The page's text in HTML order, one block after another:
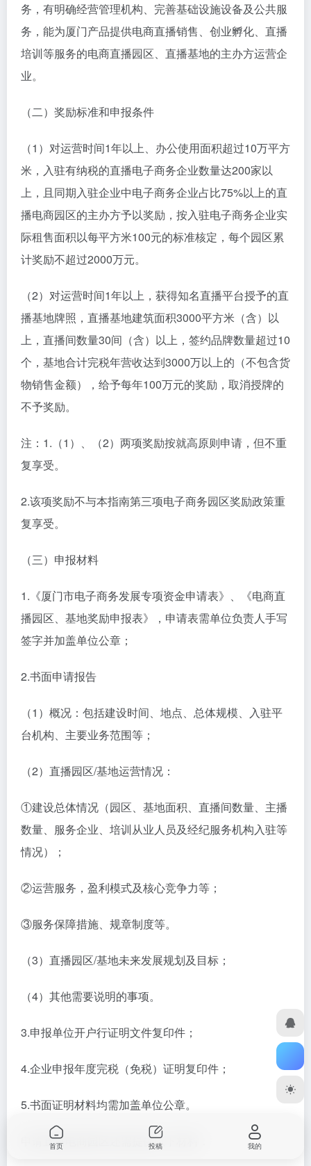
务，有明确经营管理机构、完善基础设施设备及公共服
务，能为厦门产品提供电商直播销售、创业孵化、直播
培训等服务的电商直播园区、直播基地的主办方运营企
业。
（二）奖励标准和申报条件
（1）对运营时间1年以上、办公使用面积超过10万平方
米，入驻有纳税的直播电子商务企业数量达200家以
上，且同期入驻企业中电子商务企业占比75%以上的直
播电商园区的主办方予以奖励，按入驻电子商务企业实
际租售面积以每平方米100元的标准核定，每个园区累
计奖励不超过2000万元。
（2）对运营时间1年以上，获得知名直播平台授予的直
播基地牌照，直播基地建筑面积3000平方米（含）以
上，直播间数量30间（含）以上，签约品牌数量超过10
个，基地合计完税年营收达到3000万以上的（不包含货
物销售金额），给予每年100万元的奖励，取消授牌的
不予奖励。
注：1.（1）、（2）两项奖励按就高原则申请，但不重
复享受。
2.该项奖励不与本指南第三项电子商务园区奖励政策重
复享受。
（三）申报材料
1.《厦门市电子商务发展专项资金申请表》、《电商直
播园区、基地奖励申报表》，申请表需单位负责人手写
签字并加盖单位公章；
2.书面申请报告
（1）概况：包括建设时间、地点、总体规模、入驻平
台机构、主要业务范围等；
（2）直播园区/基地运营情况：
①建设总体情况（园区、基地面积、直播间数量、主播
数量、服务企业、培训从业人员及经纪服务机构入驻等
情况）；
②运营服务，盈利模式及核心竞争力等；
③服务保障措施、规章制度等。
（3）直播园区/基地未来发展规划及目标；
（4）其他需要说明的事项。
3.申报单位开户行证明文件复印件；
4.企业申报年度完税（免税）证明复印件；
5.书面证明材料均需加盖单位公章。
申请直播电商园区还需提供以下材料：
首页 投稿 我的